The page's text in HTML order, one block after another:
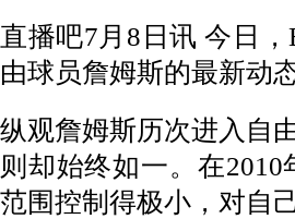
直播吧7月8日讯 今日，
由球员詹姆斯的最新动态
纵观詹姆斯历次进入自
则却始终如一。在
范围控制得极小，对自